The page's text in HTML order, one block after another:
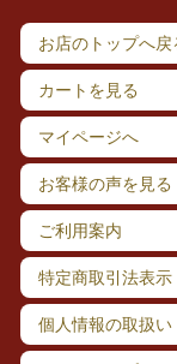
お店のトップへ戻
カートを見る
マイページへ
お客様の声を見る
ご利用案内
特定商取引法表示
個人情報の取扱い